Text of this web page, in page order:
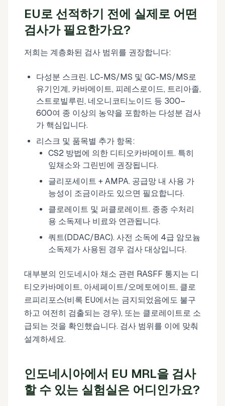
EU로 선적하기 전에 실제로 어떤
검사가 필요한가요?
저희는 계층화된 검사 범위를 권장합니다:
다성분 스크린. LC-MS/MS 및 GC-MS/MS로
유기인계, 카바메이트, 피레스로이드, 트리아졸,
스트로빌루린, 네오니코티노이드 등 300–
600여 종 이상의 농약을 포함하는 다성분 검사
가 핵심입니다.
리스크 및 품목별 추가 항목:
CS2 방법에 의한 디티오카바메이트. 특히
잎채소와 그린빈에 권장됩니다.
글리포세이트 + AMPA. 공급망 내 사용 가
능성이 조금이라도 있으면 필요합니다.
클로레이트 및 퍼클로레이트. 종종 수처리
용 소독제나 비료와 연관됩니다.
쿼트(DDAC/BAC). 사전 소독에 4급 암모늄
소독제가 사용된 경우 검사 대상입니다.
대부분의 인도네시아 채소 관련 RASFF 통지는 디
티오카바메이트, 아세페이트/오메토에이트, 클로
르피리포스(비록 EU에서는 금지되었음에도 불구
하고 여전히 검출되는 경우), 또는 클로레이트로 소
급되는 것을 확인했습니다. 검사 범위를 이에 맞춰
설계하세요.
인도네시아에서 EU MRL을 검사
할 수 있는 실험실은 어디인가요?